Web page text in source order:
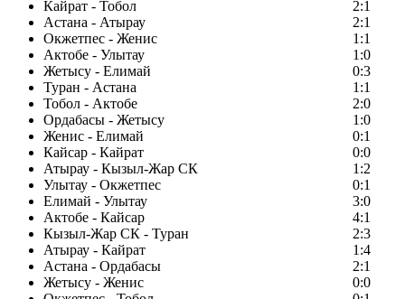
Кайрат - Тобол
2:1
Астана - Атырау
2:1
Окжетпес - Женис
1:1
Актобе - Улытау
1:0
Жетысу - Елимай
0:3
Туран - Астана
1:1
Тобол - Актобе
2:0
Ордабасы - Жетысу
1:0
Женис - Елимай
0:1
Кайсар - Кайрат
0:0
Атырау - Кызыл-Жар СК
1:2
Улытау - Окжетпес
0:1
Елимай - Улытау
3:0
Актобе - Кайсар
4:1
Кызыл-Жар СК - Туран
2:3
Атырау - Кайрат
1:4
Астана - Ордабасы
2:1
Жетысу - Женис
0:0